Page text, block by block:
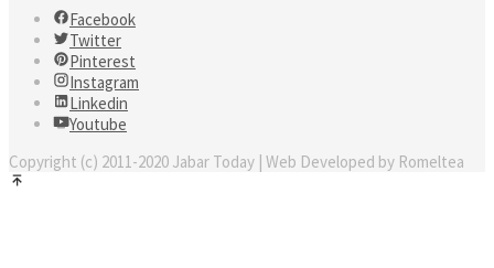
Facebook
Twitter
Pinterest
Instagram
Linkedin
Youtube
Copyright (c) 2011-2020 Jabar Today | Web Developed by Romeltea